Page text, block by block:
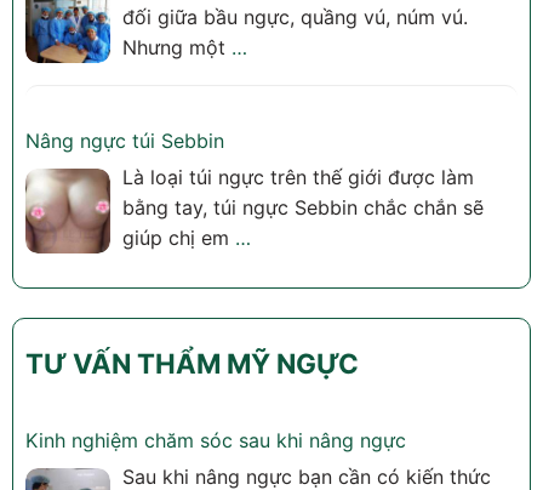
đối giữa bầu ngực, quầng vú, núm vú.
Nhưng một …
Nâng ngực túi Sebbin
Là loại túi ngực trên thế giới được làm
bằng tay, túi ngực Sebbin chắc chắn sẽ
giúp chị em …
TƯ VẤN THẨM MỸ NGỰC
Kinh nghiệm chăm sóc sau khi nâng ngực
Sau khi nâng ngực bạn cần có kiến thức